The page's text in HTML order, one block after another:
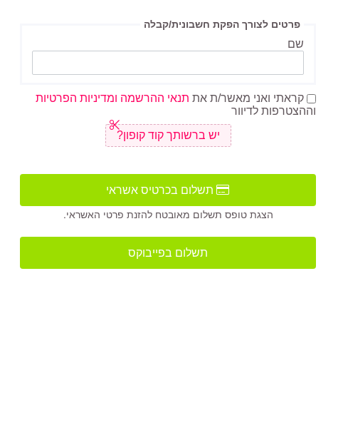
פרטים לצורך הפקת חשבונית/קבלה
שם
קראתי ואני מאשר/ת את תנאי ההרשמה ומדיניות הפרטיות
וההצטרפות לדיוור
יש ברשותך קוד קופון?
תשלום בכרטיס אשראי
הצגת טופס תשלום מאובטח להזנת פרטי האשראי.
תשלום בפייבוקס